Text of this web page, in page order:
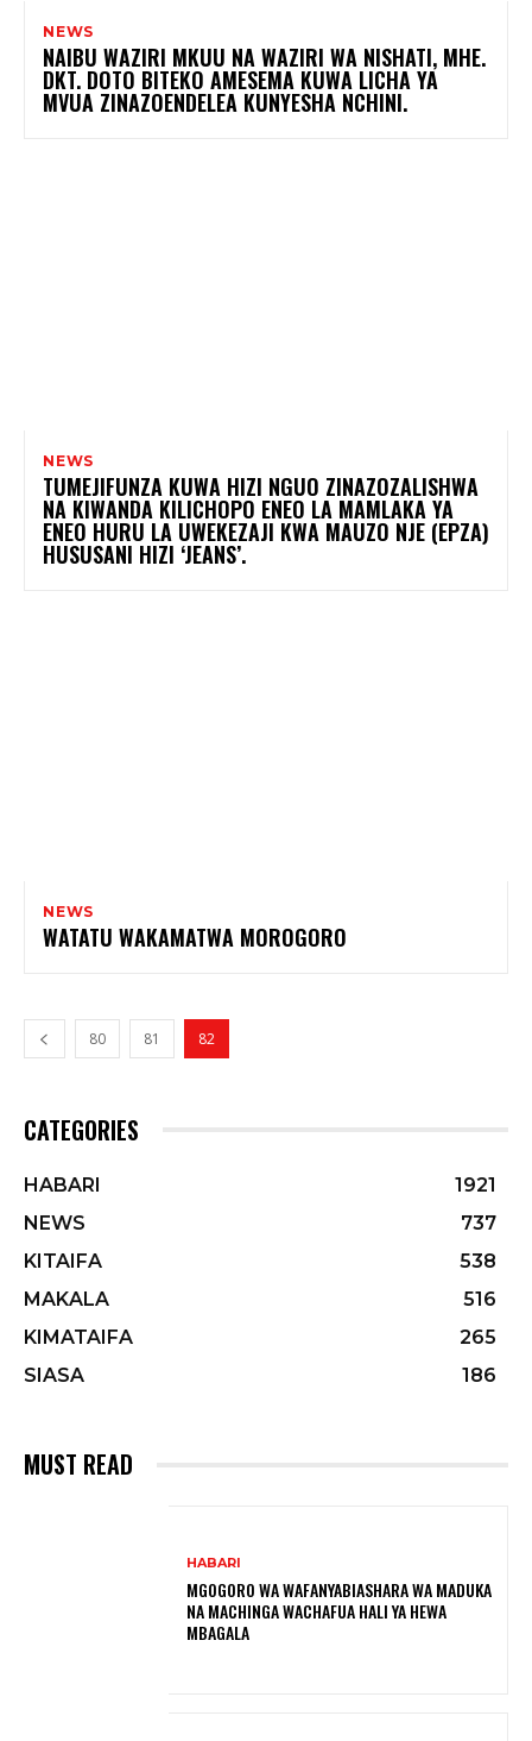
NEWS
NAIBU WAZIRI MKUU NA WAZIRI WA NISHATI, MHE.
DKT. DOTO BITEKO AMESEMA KUWA LICHA YA
MVUA ZINAZOENDELEA KUNYESHA NCHINI.
NEWS
TUMEJIFUNZA KUWA HIZI NGUO ZINAZOZALISHWA
NA KIWANDA KILICHOPO ENEO LA MAMLAKA YA
ENEO HURU LA UWEKEZAJI KWA MAUZO NJE (EPZA)
HUSUSANI HIZI ‘JEANS’.
NEWS
WATATU WAKAMATWA MOROGORO
80 81 82
CATEGORIES
HABARI
1921
NEWS
737
KITAIFA
538
MAKALA
516
KIMATAIFA
265
SIASA
186
MUST READ
HABARI
MGOGORO WA WAFANYABIASHARA WA MADUKA
NA MACHINGA WACHAFUA HALI YA HEWA
MBAGALA